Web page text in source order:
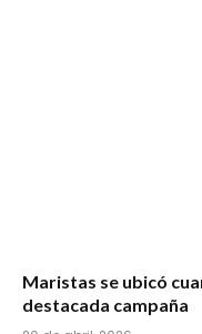
Maristas se ubicó
destacada campaña